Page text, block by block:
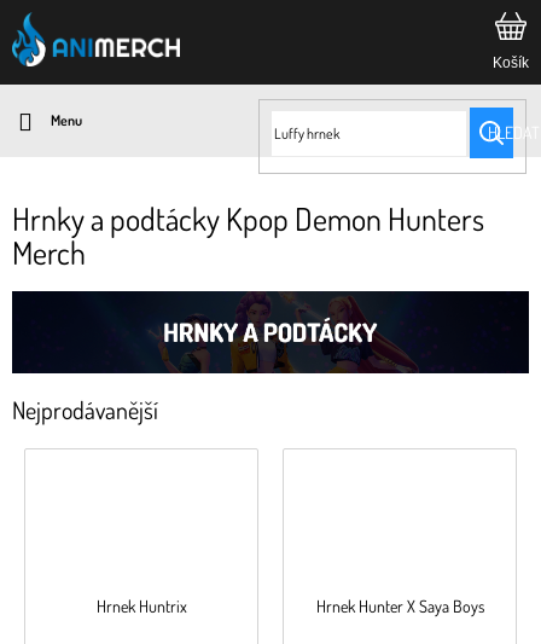
Přejít
na
obsah
HLEDAT
Hrnky a podtácky Kpop Demon Hunters
Merch
Nejprodávanější
Hrnek Huntrix Hrnek Hunter X Saya Boys